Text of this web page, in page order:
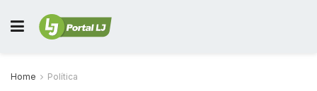
Home Política